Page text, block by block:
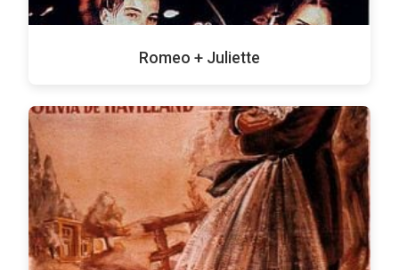
Romeo + Juliette